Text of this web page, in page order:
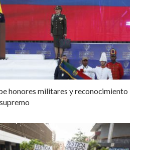
honores militares y reconocimiento